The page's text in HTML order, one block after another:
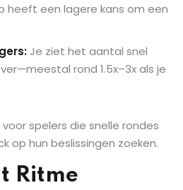
heeft een lagere kans om een
Je ziet het aantal snel
rond 1.5x–3x als je
spelers die snelle rondes
op hun beslissingen zoeken.
Ritme